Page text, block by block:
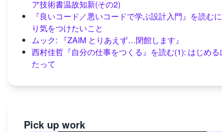
ア技術書温故知新(その2)
『良いコード／悪いコードで学ぶ設計入門』を読む
り気をつけたいこと
ムック: 『ZAIM とりあえず…閉館します』
西村佳哲『自分の仕事をつくる』を読む(1): はじめる
たって
Pick up work